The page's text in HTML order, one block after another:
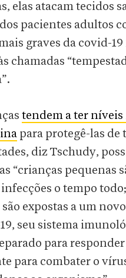
elas atacam tecidos
pacientes adultos
graves da covid-
chamadas
tendem a ter níveis
para protegê-las de
diz Tschudy,
“crianças pequenas
infecções o tempo
expostas a um
seu sistema
para
para combater o